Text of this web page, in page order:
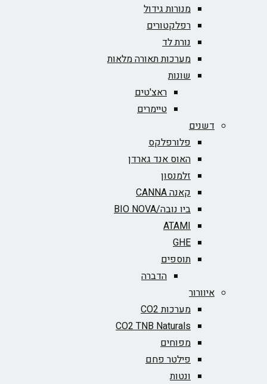
מנורות גידול
רפלקטורים
נורת לד
מערכות תאורה מלאות
שונות
ראצ'טים
טיימרים
דשנים
פלורפלקס
האוס אנד גארדן
זלמנסון
קאנה CANNA
ביו נובה/BIO NOVA‏
ATAMI
GHE
תוספים
הדברה
איוורור
מערכות CO2
CO2 TNB Naturals
מפוחים
פילטר פחם
ונטות